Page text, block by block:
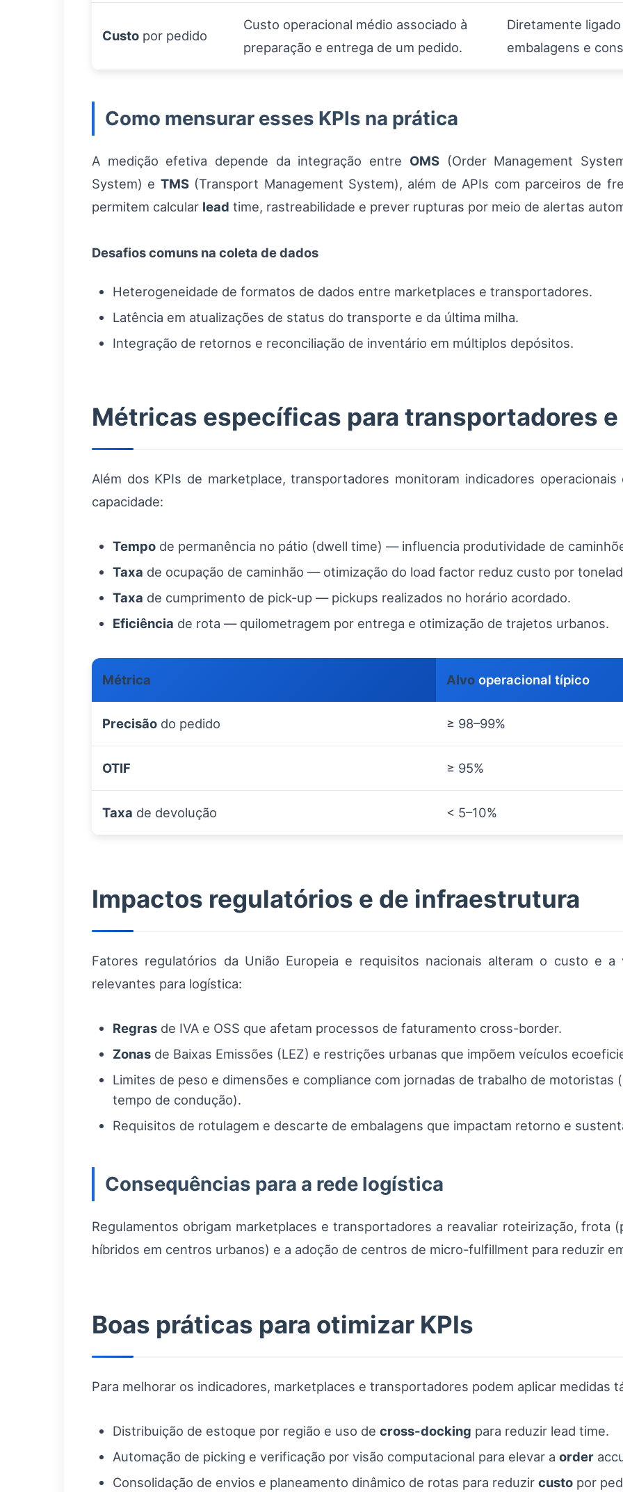
Custo por pedido
Custo operacional médio associado à
preparação e entrega de um pedido.
Diretamente
embalagens e
Como mensurar esses KPIs na prática
A medição efetiva depende da integração entre OMS(Order Management
System) e TMS(Transport Management System), além de APIs com parceiros de
permitem calcular lead time, rastreabilidade e prever rupturas por meio de alertas
Desafios comuns na coleta de dados
Heterogeneidade de formatos de dados entre marketplaces e transportadores.
Latência em atualizações de status do transporte e da última milha.
Integração de retornos e reconciliação de inventário em múltiplos depósitos.
Métricas específicas para transportadores
Além dos KPIs de marketplace, transportadores monitoram indicadores
capacidade:
Tempo de permanência no pátio (dwell time) — influencia produtividade de
Taxa de ocupação de caminhão — otimização do load factor reduz custo por
Taxa de cumprimento de pick-up — pickups realizados no horário acordado.
Eficiência de rota — quilometragem por entrega e otimização de trajetos urbanos.
Métrica Alvo operacional típico
Precisão do pedido ≥ 98–99%
OTIF ≥ 95%
Taxa de devolução < 5–10%
Impactos regulatórios e de infraestrutura
Fatores regulatórios da União Europeia e requisitos nacionais alteram o custo e a
relevantes para logística:
Regras de IVA e OSS que afetam processos de faturamento cross-border.
Zonas de Baixas Emissões (LEZ) e restrições urbanas que impõem veículos
Limites de peso e dimensões e compliance com jornadas de trabalho de motoristas
tempo de condução).
Requisitos de rotulagem e descarte de embalagens que impactam retorno e
Consequências para a rede logística
Regulamentos obrigam marketplaces e transportadores a reavaliar roteirização, frota
híbridos em centros urbanos) e a adoção de centros de micro-fulfillment para reduzir
Boas práticas para otimizar KPIs
Para melhorar os indicadores, marketplaces e transportadores podem aplicar medidas
Distribuição de estoque por região e uso de cross-docking para reduzir lead time.
Automação de picking e verificação por visão computacional para elevar a order
Consolidação de envios e planeamento dinâmico de rotas para reduzir custo por